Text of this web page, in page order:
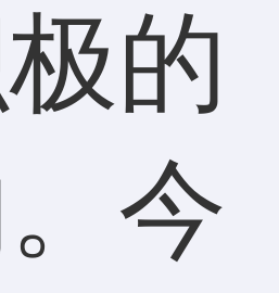
的
今